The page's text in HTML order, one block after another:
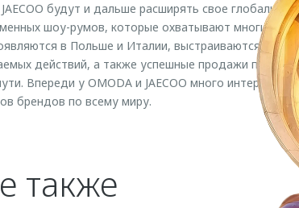
будут и дальше расширять свое глобальное
шоу-румов, которые охватывают многие
в Польше и Италии, выстраиваются новые
действий, а также успешные продажи по
Впереди у OMODA и JAECOO много интересных
брендов по всему миру.
также